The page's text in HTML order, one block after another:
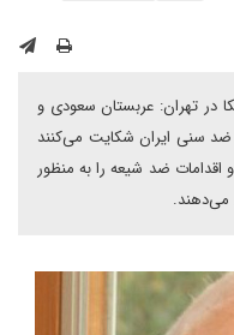
در تهران: عربستان سعودی و
سنی ایران شکایت می‌کنند
ضد شیعه را به منظور
می‌دهند.